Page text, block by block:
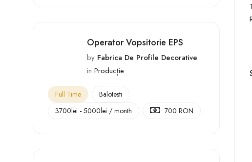
Operator Vopsitorie EPS
by Fabrica De Profile Decorative
in Producție
Full Time
Balotesti
3700lei - 5000lei / month 700 RON